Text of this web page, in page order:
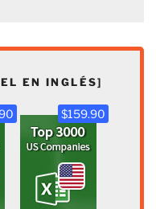
EN INGLÉS]
$159.90